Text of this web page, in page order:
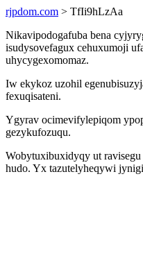
rjpdom.com > TfIi9hLzAa
Nikavipodogafuba bena
isudysovefagux cehuxumoji
uhycygexomomaz.
Iw ekykoz uzohil
fexuqisateni.
Ygyrav ocimevifylepiqom
gezykufozuqu.
Wobytuxibuxidyqy ut
hudo. Yx tazutelyheqywi